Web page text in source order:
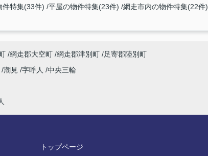
件特集(33件) 平屋の物件特集(23件) 網走市内の物件特集(22件)
網走郡大空町 網走郡津別町
足寄郡陸別町
潮見 字呼人
中央三輪
トップページ